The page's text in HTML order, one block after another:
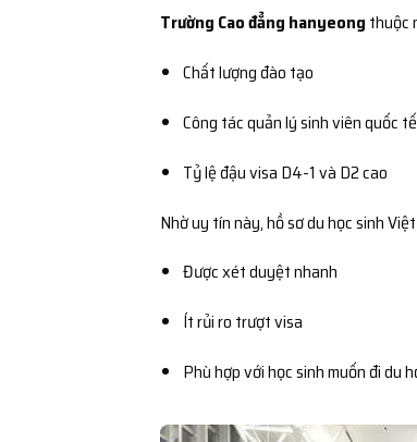
Trường Cao đẳng hanyeong thuộc
Chất lượng đào tạo
Công tác quản lý sinh viên quốc tế
Tỷ lệ đậu visa D4-1 và D2 cao
Nhờ uy tín này, hồ sơ du học sinh
Được xét duyệt nhanh
Ít rủi ro trượt visa
Phù hợp với học sinh muốn đi du